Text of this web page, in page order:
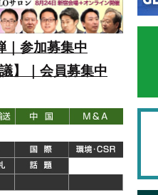
｜参加募集中
】｜会員募集中